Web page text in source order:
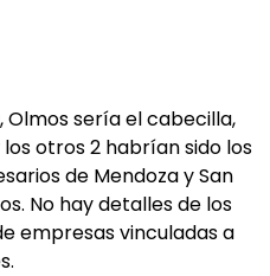
Olmos sería el cabecilla,
otros 2 habrían sido los
de Mendoza y San
No hay detalles de los
empresas vinculadas a